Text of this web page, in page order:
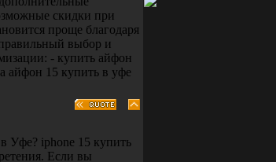
скидки при
проще благодаря
выбор и
- купить айфон
айфон 15 купить в уфе
Уфе? iphone 15 купить
Если вы